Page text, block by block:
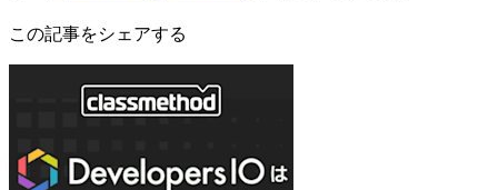
この記事をシェアする